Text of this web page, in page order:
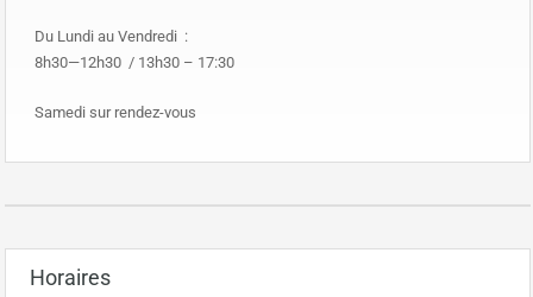
Du Lundi au Vendredi :
8h30—12h30 / 13h30 – 17:30
Samedi sur rendez-vous
Horaires